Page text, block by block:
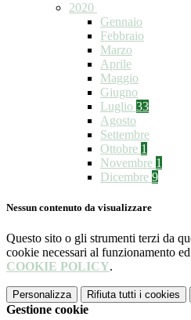
2020
Gennaio
Febbraio
Marzo
Aprile
Maggio
Giugno
Luglio 33
Agosto
Settembre
Ottobre 1
Novembre 1
Dicembre 9
Nessun contenuto da visualizzare
Questo sito o gli strumenti terzi da
cookie necessari al funzionamento
COOKIE POLICY.
Personalizza Rifiuta tutti i cookies
Gestione cookie